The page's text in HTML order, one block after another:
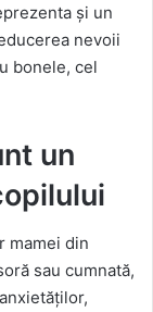
și un
nevoii
bonele, cel
un
mamei din
sau cumnată,